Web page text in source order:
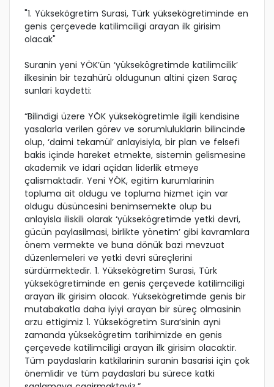
"1. Yüksekögretim Surasi, Türk yüksekögretiminde en
genis çerçevede katilimciligi arayan ilk girisim
olacak"
Suranin yeni YÖK’ün ‘yüksekögretimde katilimcilik’
ilkesinin bir tezahürü oldugunun altini çizen Saraç
sunlari kaydetti:
“Bilindigi üzere YÖK yüksekögretimle ilgili kendisine
yasalarla verilen görev ve sorumluluklarin bilincinde
olup, ‘daimi tekamül’ anlayisiyla, bir plan ve felsefi
bakis içinde hareket etmekte, sistemin gelismesine
akademik ve idari açidan liderlik etmeye
çalismaktadir. Yeni YÖK, egitim kurumlarinin
topluma ait oldugu ve topluma hizmet için var
oldugu düsüncesini benimsemekte olup bu
anlayisla iliskili olarak ‘yüksekögretimde yetki devri,
gücün paylasilmasi, birlikte yönetim’ gibi kavramlara
önem vermekte ve buna dönük bazi mevzuat
düzenlemeleri ve yetki devri süreçlerini
sürdürmektedir. 1. Yüksekögretim Surasi, Türk
yüksekögretiminde en genis çerçevede katilimciligi
arayan ilk girisim olacak. Yüksekögretimde genis bir
mutabakatla daha iyiyi arayan bir süreç olmasinin
arzu ettigimiz 1. Yüksekögretim Sura’sinin ayni
zamanda yüksekögretim tarihimizde en genis
çerçevede katilimciligi arayan ilk girisim olacaktir.
Tüm paydaslarin katkilarinin suranin basarisi için çok
önemlidir ve tüm paydaslari bu sürece katki